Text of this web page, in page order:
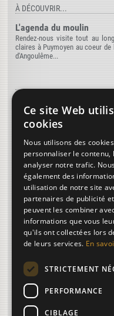
À DÉCOUVRIR...
L'agenda du moulin
Rendez-nous visite tout au
claires à Puymoyen au coeur
d'Angoulême...
Art de faire le papier
Découvrez l'édition
Lalande
Découvrez le
Clusius
Chu-Ku ou Ku-Chu
Plus de termes...
La troisième dimension
Regards d'artistes...
Ce site Web
cookies
Nous utilisons des
personnaliser le contenu,
analyser notre trafic.
également des
utilisation de notre site
partenaires de publicité
peuvent les combiner
informations que vous
qu'ils ont collectées lors
de leurs services. En
STRICTEMENT
PERFORMANCE
CIBLAGE